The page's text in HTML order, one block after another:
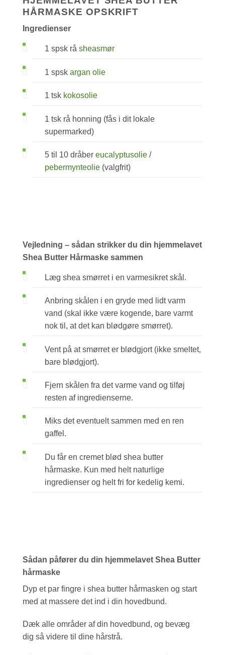
HÅRMASKE OPSKRIFT
Ingredienser
1 spsk råsheasmør
1 spskargan olie
1 tsk kokosolie
1 tsk rå honning (fås i dit lokale
supermarked)
5 til 10 dråbereucalyptusolie /
pebermynteolie (valgfrit)
Vejledning – sådan strikker du din hjemmelavet
Shea Butter Hårmaske sammen
Læg shea smørret i en varmesikret skål.
Anbring skålen i en gryde med lidt varm
vand (skal ikke være kogende, bare varmt
nok til, at det kan blødgøre smørret).
Vent på at smørret er blødgjort (ikke smeltet,
bare blødgjort).
Fjern skålen fra det varme vand og tilføj
resten af ingredienserne.
Miks det eventuelt sammen med en ren
gaffel.
Du får en cremet blød shea butter
hårmaske. Kun med helt naturlige
ingredienser og helt fri for kedelig kemi.
Sådan påfører du din hjemmelavet Shea Butter
hårmaske
Dyp et par fingre i shea butter hårmasken og start
med at massere det ind i din hovedbund.
Dæk alle områder af din hovedbund, og bevæg
dig så videre til dine hårstrå.